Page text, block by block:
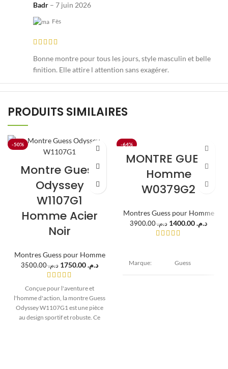
Badr – 7 juin 2026
Fès
Bonne montre pour tous les jours, style masculin et belle
finition. Elle attire l attention sans exagérer.
PRODUITS SIMILAIRES
-50%
Montre Guess
Odyssey
W1107G1
Homme Acier
Noir
Montres Guess pour Homme
د.م.3500.00 د.م.
Conçue pour l'aventure et
l'homme d'action, la montre Guess
Odyssey W1107G1 est une pièce
au design sportif et robuste. Ce
-64%
MONTRE GUESS
Homme
W0379G2
Montres Guess pour Homme
د.م.3900.00 د.م.
Marque: Guess